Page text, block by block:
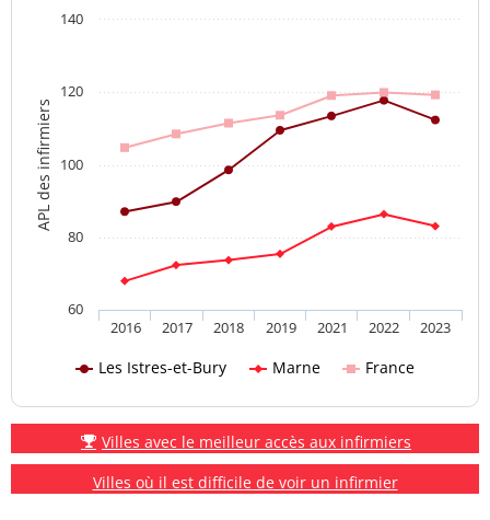
APL des infirmiers
Les Istres-et-Bury Marne France
2016 2017 2018 2019 2021 2022 2023
60
80
100
120
140
Villes avec le meilleur accès aux infirmiers
Villes où il est difficile de voir un infirmier